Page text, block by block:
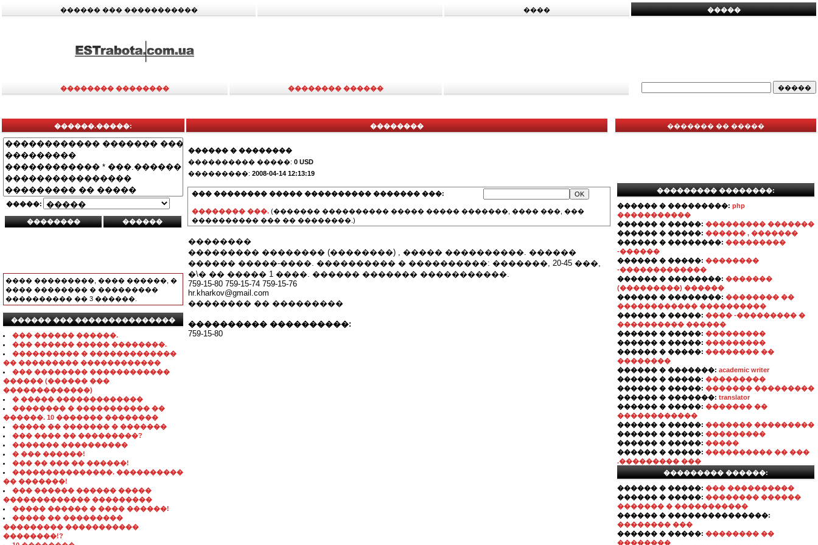
������ ��� ����������� ���� �����
�������� �������� �������� ������
������.�����:
�����:
���� ���������, ���� ������, �
���� �������� � ���������
���������� �� 3 ������.
������ ��� ���������������
��� ������ ������.
��� ������ ����� ��������.
���������� � �������������
�� ��������� ������������
��� �������� ������������
������ (������ ���
�������������)
� ����� �������������
�������� � ����������� ��
������. 10 ������� ��������
����� �� ������� � �������
��� ���� �� ���������?
������� ����������
� ��� ������!
��� �� ��� �� ������!
���������������. ����������
�� �������!
��� ������ ������ �����
������������� ���������
����� ������ � ���� ������!
����� �� ���������
��������� �����������
��������!?
��������
������ � ��������
���������� �����: 0 USD
���������: 2008-04-14 12:13:19
��� �������� ����� ���������� ������� ���:
�������� ���. (������� ���������� ����� ����� �������, ���� ���, ���
���������� ��� �� ��������.)
��������
��������� �������� (��������) , ����� ����������. ������
������ �����-����. ���������� � ����������: �������, 20-45 ���,
�\� �� ����� 1 ����. ������ ������� �����������.
759-15-80 759-15-74 759-15-76
hr.kharkov@gmail.com
�������� �� ���������
���������� ����������:
759-15-80
������� �� �����
��������� ��������:
������ � ���������: php
�����������
������ � �����: ��������� �������
������ � �����: ������ , �������
������ � ��������: ���������
-������
������ � �����: ��������
-�������������
������ � ��������: �������
(���������) ������
������ � ��������: �������� ��
������������ ����������
������ � �����: ���� -��������� �
���������� ������
������ � �����: ���������
������ � �����: ���������
������ � �����: �������� ��
��������
������ � �������: academic writer
������ � �����: ���������
������ � �����: ������� ���������
������ � �������: translator
������ � �����: ������� ��
������������
������ � �����: ������� ���������
������ � �����: ���������
������ � �����: �����
������ � �����: ���������� �� ���
.��������� ���
��������� ������:
������ � �����: ��� ����������
������ � �����: �������� ������
������� � �����������
������ � ���������������:
�������� ���
������ � �����: �������� ��
��������